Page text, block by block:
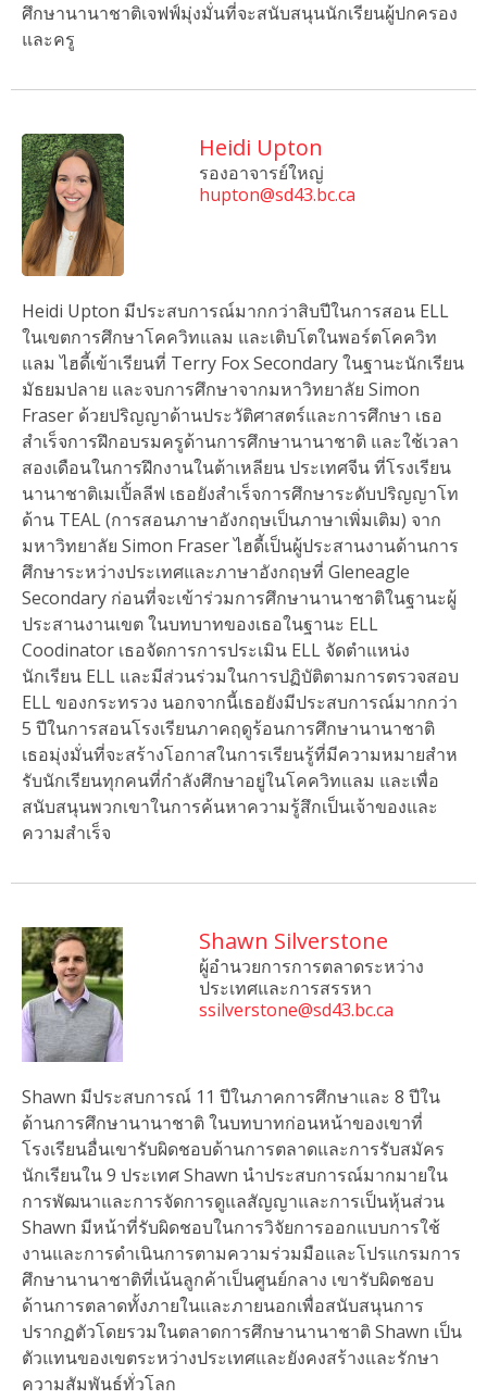
ศึกษานานาชาติเจฟฟ์มุ่งมั่นที่จะสนับสนุนนักเรียนผู้ปกครอง
และครู
Heidi Upton
รองอาจารย์ใหญ่
hupton@sd43.bc.ca
Heidi Upton มีประสบการณ์มากกว่าสิบปีในการสอน ELL
ในเขตการศึกษาโคควิทแลม และเติบโตในพอร์ตโคควิท
แลม ไฮดี้เข้าเรียนที่ Terry Fox Secondary ในฐานะนักเรียน
มัธยมปลาย และจบการศึกษาจากมหาวิทยาลัย Simon
Fraser ด้วยปริญญาด้านประวัติศาสตร์และการศึกษา เธอ
สําเร็จการฝึกอบรมครูด้านการศึกษานานาชาติ และใช้เวลา
สองเดือนในการฝึกงานในต้าเหลียน ประเทศจีน ที่โรงเรียน
นานาชาติเมเปิ้ลลีฟ เธอยังสําเร็จการศึกษาระดับปริญญาโท
ด้าน TEAL (การสอนภาษาอังกฤษเป็นภาษาเพิ่มเติม) จาก
มหาวิทยาลัย Simon Fraser ไฮดี้เป็นผู้ประสานงานด้านการ
ศึกษาระหว่างประเทศและภาษาอังกฤษที่ Gleneagle
Secondary ก่อนที่จะเข้าร่วมการศึกษานานาชาติในฐานะผู้
ประสานงานเขต ในบทบาทของเธอในฐานะ ELL
Coodinator เธอจัดการการประเมิน ELL จัดตําแหน่ง
นักเรียน ELL และมีส่วนร่วมในการปฏิบัติตามการตรวจสอบ
ELL ของกระทรวง นอกจากนี้เธอยังมีประสบการณ์มากกว่า
5 ปีในการสอนโรงเรียนภาคฤดูร้อนการศึกษานานาชาติ
เธอมุ่งมั่นที่จะสร้างโอกาสในการเรียนรู้ที่มีความหมายสําห
รับนักเรียนทุกคนที่กําลังศึกษาอยู่ในโคควิทแลม และเพื่อ
สนับสนุนพวกเขาในการค้นหาความรู้สึกเป็นเจ้าของและ
ความสําเร็จ
Shawn Silverstone
ผู้อำนวยการการตลาดระหว่าง
ประเทศและการสรรหา
ssilverstone@sd43.bc.ca
Shawn มีประสบการณ์ 11 ปีในภาคการศึกษาและ 8 ปีใน
ด้านการศึกษานานาชาติ ในบทบาทก่อนหน้าของเขาที่
โรงเรียนอื่นเขารับผิดชอบด้านการตลาดและการรับสมัคร
นักเรียนใน 9 ประเทศ Shawn นำประสบการณ์มากมายใน
การพัฒนาและการจัดการดูแลสัญญาและการเป็นหุ้นส่วน
Shawn มีหน้าที่รับผิดชอบในการวิจัยการออกแบบการใช้
งานและการดำเนินการตามความร่วมมือและโปรแกรมการ
ศึกษานานาชาติที่เน้นลูกค้าเป็นศูนย์กลาง เขารับผิดชอบ
ด้านการตลาดทั้งภายในและภายนอกเพื่อสนับสนุนการ
ปรากฏตัวโดยรวมในตลาดการศึกษานานาชาติ Shawn เป็น
ตัวแทนของเขตระหว่างประเทศและยังคงสร้างและรักษา
ความสัมพันธ์ทั่วโลก